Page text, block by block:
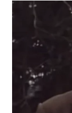
WAHANA
HEALTH
WAHANA
DESA